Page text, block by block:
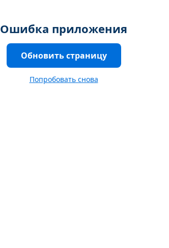
Ошибка приложения
Обновить страницу
Попробовать снова